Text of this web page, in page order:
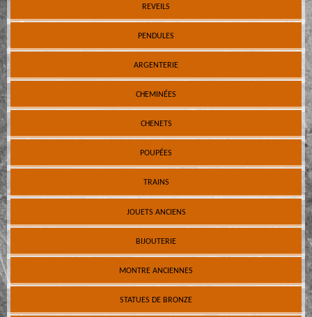
REVEILS
PENDULES
ARGENTERIE
CHEMINÉES
CHENETS
POUPÉES
TRAINS
JOUETS ANCIENS
BIJOUTERIE
MONTRE ANCIENNES
STATUES DE BRONZE